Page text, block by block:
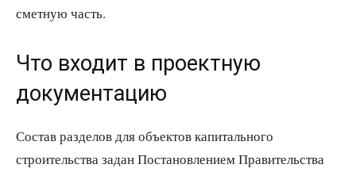
сметную часть.
Что входит в проектную
документацию
Состав разделов для объектов капитального
строительства задан Постановлением Правительства